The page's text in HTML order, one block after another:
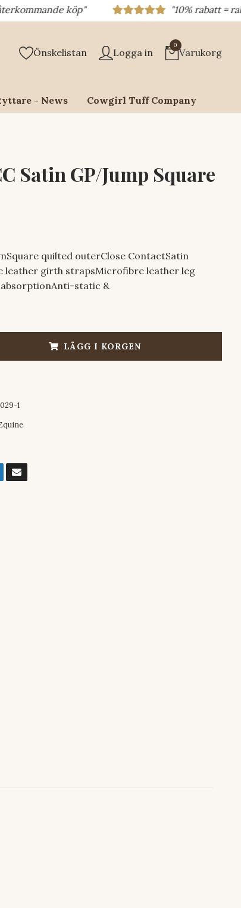
köp" "10% rabatt = rabattkod
Önskelistan Logga in
0
Varukorg
- News Cowgirl Tuff Company
Satin GP/Jump Square
quilted outerClose ContactSatin
leather girth strapsMicrofibre leather leg
static &
LÄGG I KORGEN
1